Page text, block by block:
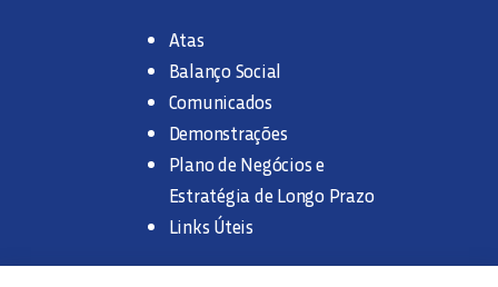
Atas
Balanço Social
Comunicados
Demonstrações
Plano de Negócios e
Estratégia de Longo Prazo
Links Úteis